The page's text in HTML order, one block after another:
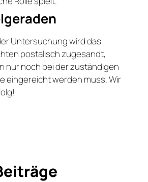
Untersuchung wird das
postalisch zugesandt,
nur noch bei der zuständigen
eingereicht werden muss. Wir